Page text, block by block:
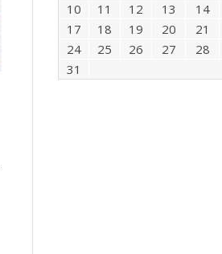
10
11 12 13 14
17
18 19 20 21
24
25 26 27 28
31